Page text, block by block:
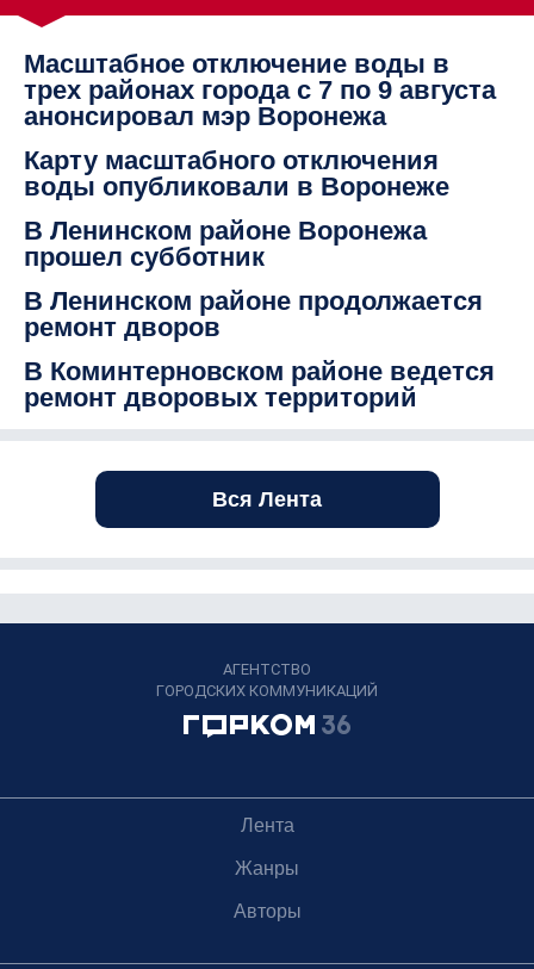
Масштабное отключение воды в
трех районах города с 7 по 9 августа
анонсировал мэр Воронежа
Карту масштабного отключения
воды опубликовали в Воронеже
В Ленинском районе Воронежа
прошел субботник
В Ленинском районе продолжается
ремонт дворов
В Коминтерновском районе ведется
ремонт дворовых территорий
Вся Лента
АГЕНТСТВО
ГОРОДСКИХ КОММУНИКАЦИЙ
Лента
Жанры
Авторы